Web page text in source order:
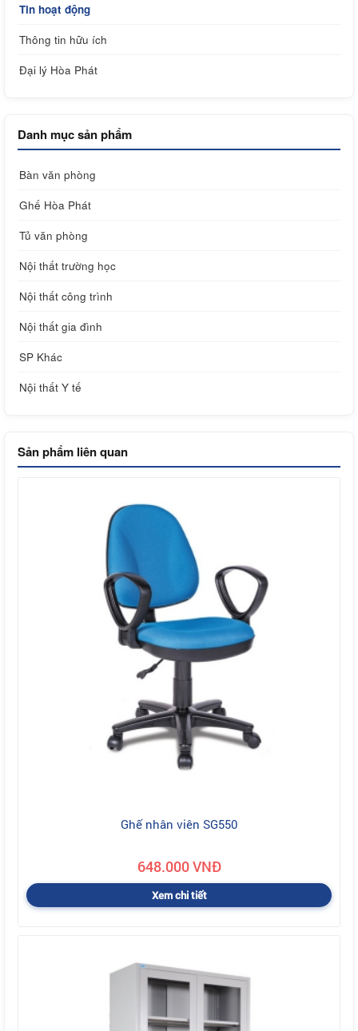
Tin hoạt động
Thông tin hữu ích
Đại lý Hòa Phát
Danh mục sản phẩm
Bàn văn phòng
Ghế Hòa Phát
Tủ văn phòng
Nội thất trường học
Nội thất công trình
Nội thất gia đình
SP Khác
Nội thất Y tế
Sản phẩm liên quan
Ghế nhân viên SG550
648.000 VNĐ
Xem chi tiết